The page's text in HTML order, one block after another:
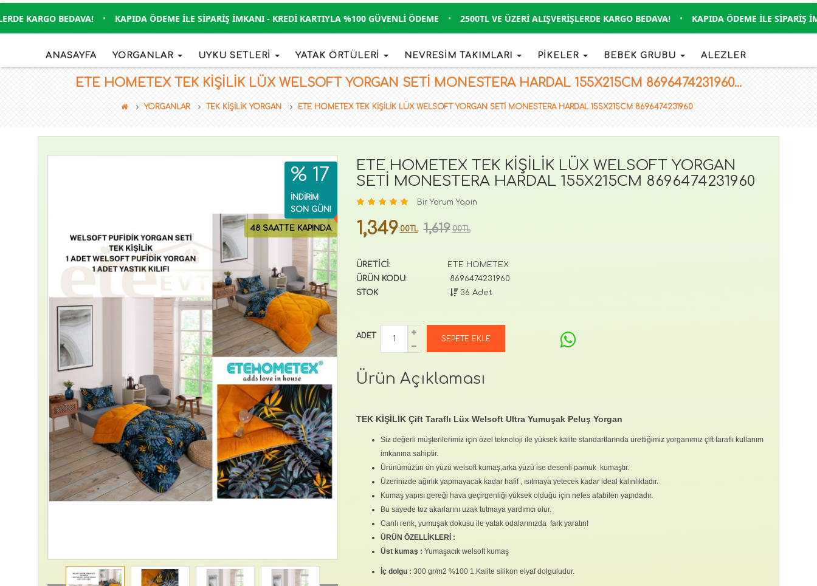
KARGO BEDAVA! • KAPIDA ÖDEME İLE SIPARIŞ İMKANI - KREDI KARTIYLA %100 GÜVENLI ÖDEME • 2500TL VE ÜZERI ALIŞVERIŞLERDE KARGO BEDAVA! • KAPIDA ÖDEME İLE SIPARIŞ
ANASAYFA YORGANLAR UYKU SETLERİ YATAK ÖRTÜLERİ NEVRESİM TAKIMLARI PİKELER BEBEK GRUBU ALEZLER
ETE HOMETEX TEK KİŞİLİK LÜX WELSOFT YORGAN SETİ MONESTERA HARDAL 155X215CM 8696474231960...
YORGANLAR TEK KİŞİLİK YORGAN ETE HOMETEX TEK KİŞİLİK LÜX WELSOFT YORGAN SETİ MONESTERA HARDAL 155X215CM 8696474231960
48 SAATTE KAPINDA
% 17
İNDİRİM
SON GÜN!
ETE HOMETEX TEK KİŞİLİK LÜX WELSOFT YORGAN
SETİ MONESTERA HARDAL 155X215CM 8696474231960
Bir Yorum Yapın
1,349 00TL 1,619 00TL
ÜRETİCİ:
ETE HOMETEX
ÜRÜN KODU:
8696474231960
STOK
36 Adet
ADET
Ürün Açıklaması
TEK KİŞİLİK Çift Taraflı Lüx Welsoft Ultra Yumuşak Peluş Yorgan
Siz değerli müşterilerimiz için özel teknoloji ile yüksek kalite standartlarında ürettiğimiz yorganımız çift taraflı kullanım
imkanına sahiptir.
Ürünümüzün ön yüzü welsoft kumaş,arka yüzü ise desenli pamuk kumaştır.
Üzerinizde ağırlık yapmayacak kadar hafif , ısıtmaya yetecek kadar ideal kalınlıktadır.
Kumaş yapısı gereği hava geçirgenliği yüksek olduğu için nefes alabilen yapıdadır.
Bu sayede toz akarlarını uzak tutmaya yardımcı olur.
Canlı renk, yumuşak dokusu ile yatak odalarınızda fark yaratın!
ÜRÜN ÖZELLİKLERİ :
Üst kumaş : Yumaşacık welsoft kumaş
İç dolgu : 300 gr/m2 %100 1.Kalite silikon elyaf dolguludur.